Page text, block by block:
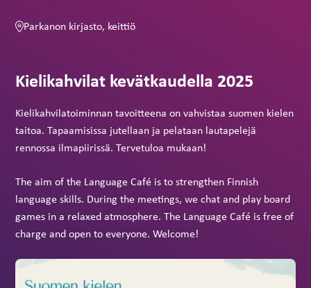
Parkanon kirjasto, keittiö
Kielikahvilat kevätkaudella 2025
Kielikahvilatoiminnan tavoitteena on vahvistaa suomen kielen
taitoa. Tapaamisissa jutellaan ja pelataan lautapelejä
rennossa ilmapiirissä. Tervetuloa mukaan!
The aim of the Language Café is to strengthen Finnish
language skills. During the meetings, we chat and play board
games in a relaxed atmosphere. The Language Café is free of
charge and open to everyone. Welcome!